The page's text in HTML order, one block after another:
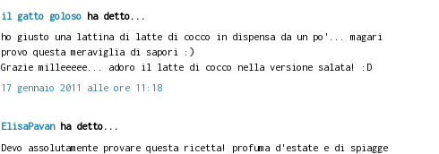
il gatto golosoha detto...
ho giusto una lattina di latte di cocco in dispensa da un po'... magari
provo questa meraviglia di sapori :)
Grazie milleeeee... adoro il latte di cocco nella versione salata! :D
17 gennaio 2011 alle ore 11:18
ElisaPavanha detto...
Devo assolutamente provare questa ricetta! profuma d'estate e di spiagge